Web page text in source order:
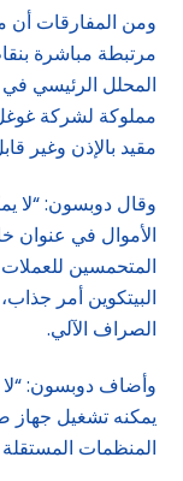
ومن المفارقات أن
مرتبطة مباشرة
المحلل الرئيسي
مملوكة لشركة غوغل
مقيد بالإذن وغير
وقال دوبسون: “لا
الأموال في عنوان
المتحمسين
البيتكوين أمر
الصراف الآلي.
وأضاف دوبسون: “لا
يمكنه تشغيل جهاز
المنظمات المستقلة